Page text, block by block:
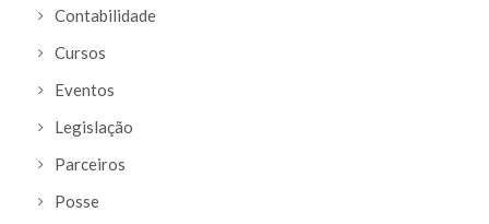
Contabilidade
Cursos
Eventos
Legislação
Parceiros
Posse